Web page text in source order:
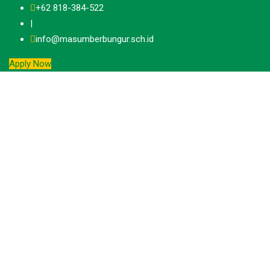
content
+62 818-384-522
|
info@masumberbungur.sch.id
Apply Now